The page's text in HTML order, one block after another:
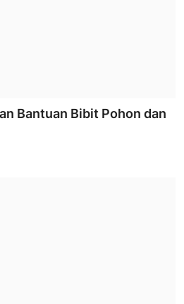
Bantuan Bibit Pohon dan